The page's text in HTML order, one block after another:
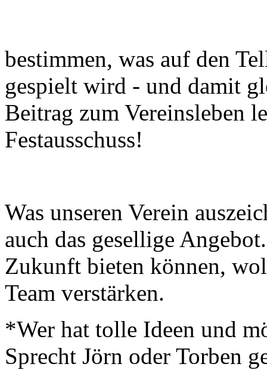
bestimmen, was auf den
gespielt wird - und damit
Beitrag zum Vereinsleben
Festausschuss!
Was unseren Verein
auch das gesellige
Zukunft bieten können,
Team verstärken.
*Wer hat tolle Ideen und
Sprecht Jörn oder Torben